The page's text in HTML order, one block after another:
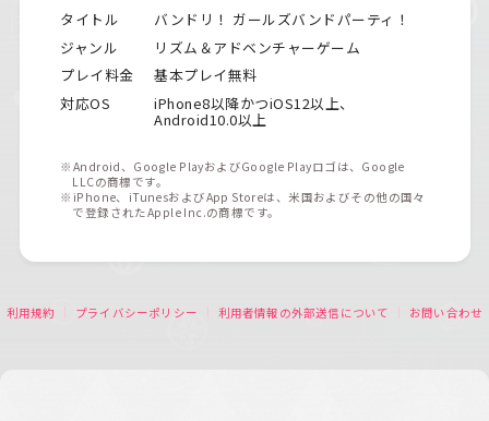
タイトル
バンドリ！ ガールズバンドパーティ！
ジャンル
リズム＆アドベンチャーゲーム
プレイ料金
基本プレイ無料
対応OS
iPhone8以降かつiOS12以上、
Android10.0以上
※Android、Google PlayおよびGoogle Playロゴは、Google
LLCの商標です。
※iPhone、iTunesおよびApp Storeは、米国およびその他の国々
で登録されたApple Inc.の商標です。
利用規約 プライバシーポリシー 利用者情報の外部送信について お問い合わせ